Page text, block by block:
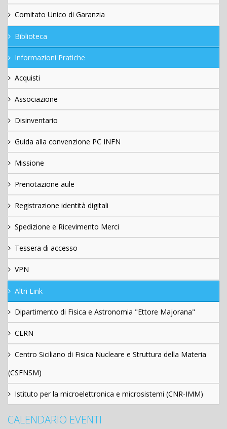
Comitato Unico di Garanzia
Biblioteca
Informazioni Pratiche
Acquisti
Associazione
Disinventario
Guida alla convenzione PC INFN
Missione
Prenotazione aule
Registrazione identità digitali
Spedizione e Ricevimento Merci
Tessera di accesso
VPN
Altri Link
Dipartimento di Fisica e Astronomia "Ettore Majorana"
CERN
Centro Siciliano di Fisica Nucleare e Struttura della Materia
(CSFNSM)
Istituto per la microelettronica e microsistemi (CNR-IMM)
CALENDARIO EVENTI